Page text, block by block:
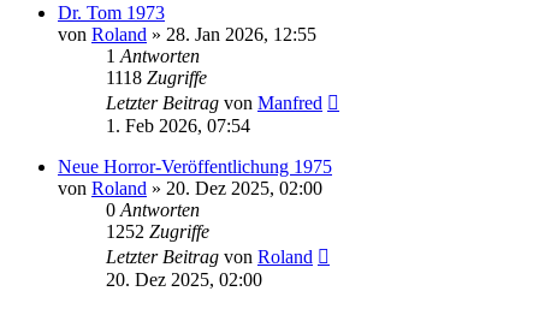
Dr. Tom 1973
von Roland » 28. Jan 2026, 12:55
1 Antworten
1118 Zugriffe
Letzter Beitrag von Manfred
1. Feb 2026, 07:54
Neue Horror-Veröffentlichung 1975
von Roland » 20. Dez 2025, 02:00
0 Antworten
1252 Zugriffe
Letzter Beitrag von Roland
20. Dez 2025, 02:00